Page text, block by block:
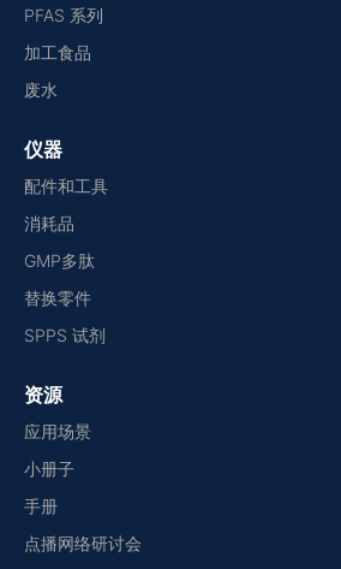
PFAS 系列
加工食品
废水
仪器
配件和工具
消耗品
GMP多肽
替换零件
SPPS 试剂
资源
应用场景
小册子
手册
点播网络研讨会